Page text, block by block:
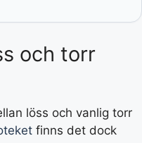
och torr
löss och vanlig torr
finns det dock